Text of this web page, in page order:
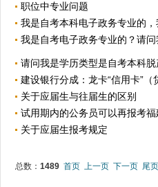
职位中专业问题
我是自考本科电子政务专业的，
我是自考电子政务专业的？请问
请问我是学历类型是自考本科脱
建设银行分成：龙卡“信用卡”（
关于应届生与往届生的区别
试用期内的公务员可以再报考福
关于应届生报考规定
总数： 1489 首页 上一页 下一页 尾页